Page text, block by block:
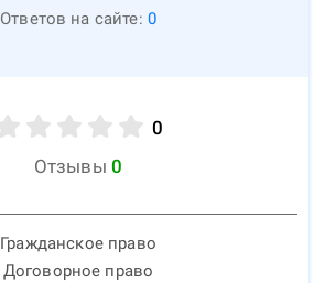
Ответов на сайте: 0
0
Отзывы 0
Гражданское право
Договорное право